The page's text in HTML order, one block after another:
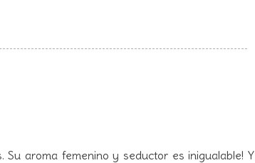
aroma femenino y seductor es inigualable! Y